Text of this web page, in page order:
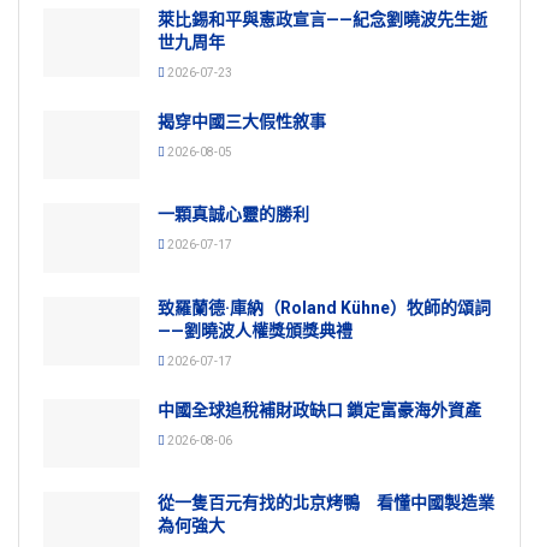
萊比錫和平與憲政宣言——紀念劉曉波先生逝
世九周年
2026-07-23
揭穿中國三大假性敘事
2026-08-05
一顆真誠心靈的勝利
2026-07-17
致羅蘭德·庫納（Roland Kühne）牧師的頌詞
——劉曉波人權獎頒獎典禮
2026-07-17
中國全球追稅補財政缺口 鎖定富豪海外資產
2026-08-06
從一隻百元有找的北京烤鴨 看懂中國製造業
為何強大